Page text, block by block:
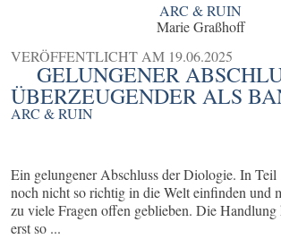
ARC & RUIN
Marie Graßhoff
VERÖFFENTLICHT AM 19.06.2025
GELUNGENER
ÜBERZEUGENDER ALS
ARC & RUIN
Ein gelungener Abschluss der Diologie. In
noch nicht so richtig in die Welt einfinden und
zu viele Fragen offen geblieben. Die Handlung
erst so ...